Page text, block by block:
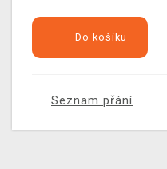
Do košíku
Seznam přání